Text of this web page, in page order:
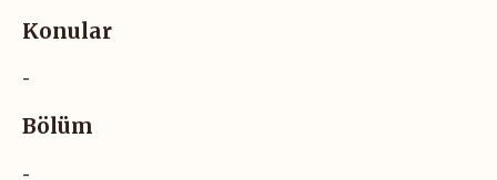
Konular
-
Bölüm
-